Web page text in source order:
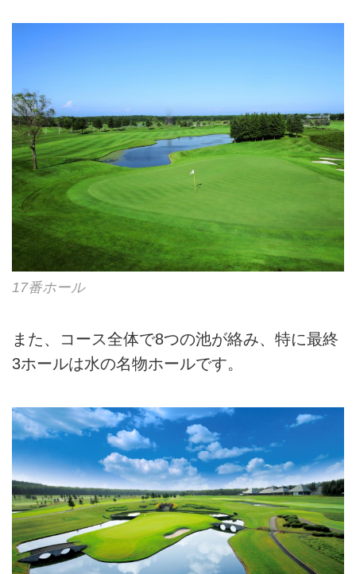
17番ホール
また、コース全体で8つの池が絡み、特に最終
3ホールは水の名物ホールです。